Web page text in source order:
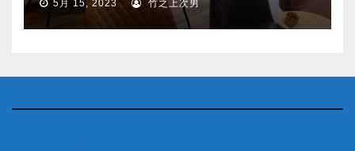
5月 15, 2023 竹之上次男